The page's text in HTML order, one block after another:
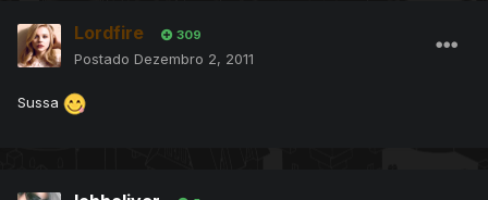
Lordfire 309
Postado Dezembro 2, 2011
Sussa